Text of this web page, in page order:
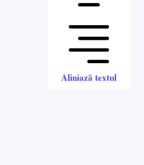
Aliniază textul